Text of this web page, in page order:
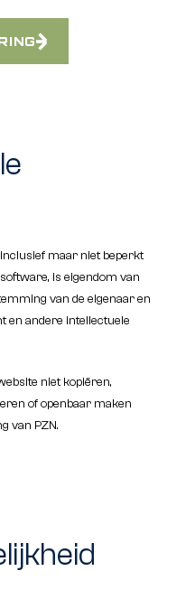
inclusief maar niet beperkt
is eigendom van
van de eigenaar en
en andere intellectuele
niet kopiëren,
of openbaar maken
van PZN.